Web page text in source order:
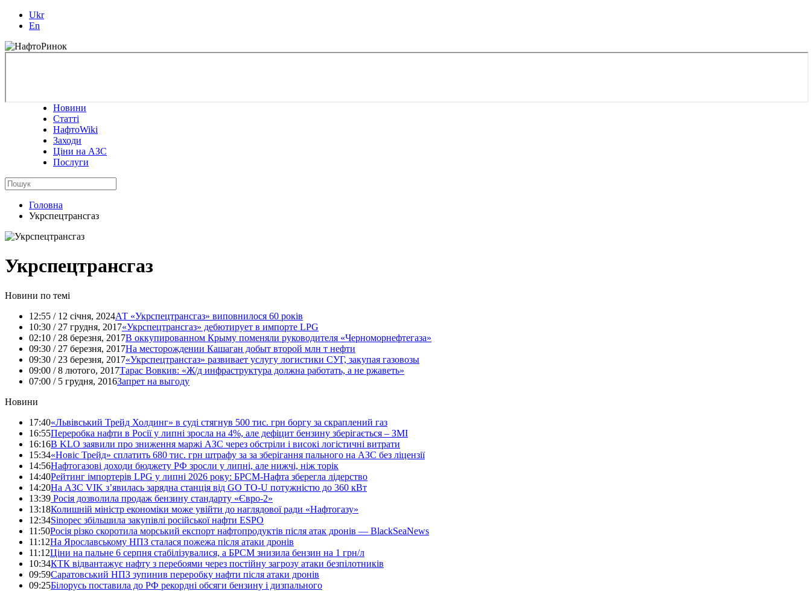
Ukr
En
Новини
Статті
НафтоWiki
Заходи
Ціни на АЗС
Послуги
Головна
Укрспецтрансгаз
Укрспецтрансгаз
Новини по темі
12:55 / 12 січня, 2024АТ «Укрспецтрансгаз» виповнилося 60 років
10:30 / 27 грудня, 2017«Укрспецтрансгаз» дебютирует в импорте LPG
02:10 / 28 березня, 2017В оккупированном Крыму поменяли руководителя «Черноморнефтегаза»
09:30 / 27 березня, 2017На месторождении Кашаган добыт второй млн т нефти
09:30 / 23 березня, 2017«Укрспецтрансгаз» развивает услугу логистики СУГ, закупая газовозы
09:00 / 8 лютого, 2017Тарас Вовкив: «Ж/д инфраструктура должна работать, а не ржаветь»
07:00 / 5 грудня, 2016Запрет на выгоду
Новини
17:40«Львівський Трейд Холдинг» в суді стягнув 500 тис. грн боргу за скраплений газ
16:55Переробка нафти в Росії у липні зросла на 4%, але дефіцит бензину зберігається – ЗМІ
16:16В KLO заявили про зниження маржі АЗС через обстріли і високі логістичні витрати
15:34«Новіс Трейд» сплатить 680 тис. грн штрафу за за зберігання пального на АЗС без ліцензії
14:56Нафтогазові доходи бюджету РФ зросли у липні, але нижчі, ніж торік
14:40Рейтинг імпортерів LPG у липні 2026 року: БРСМ-Нафта зберегла лідерство
14:20На АЗС VIK з’явилась зарядна станція від GO TO-U потужністю до 360 кВт
13:39 Росія дозволила продаж бензину стандарту «Євро-2»
13:18Колишній міністр економіки може увійти до наглядової ради «Нафтогазу»
12:34Sinopec збільшила закупівлі російської нафти ESPO
11:50Росія різко скоротила морський експорт нафтопродуктів після атак дронів — BlackSeaNews
11:12На Ярославському НПЗ сталася пожежа після атаки дронів
11:12Ціни на пальне 6 серпня стабілізувалися, а БРСМ знизила бензин на 1 грн/л
10:34КТК відвантажує нафту з перебоями через постійну загрозу атаки безпілотників
09:59Саратовський НПЗ зупинив переробку нафти після атаки дронів
09:25Білорусь поставила до РФ рекордні обсяги бензину і дизпального